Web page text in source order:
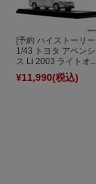
[予約 ハイストーリー
1/43 トヨタ アベンシ
ス Li 2003 ライトオ...
¥11,990(税込)